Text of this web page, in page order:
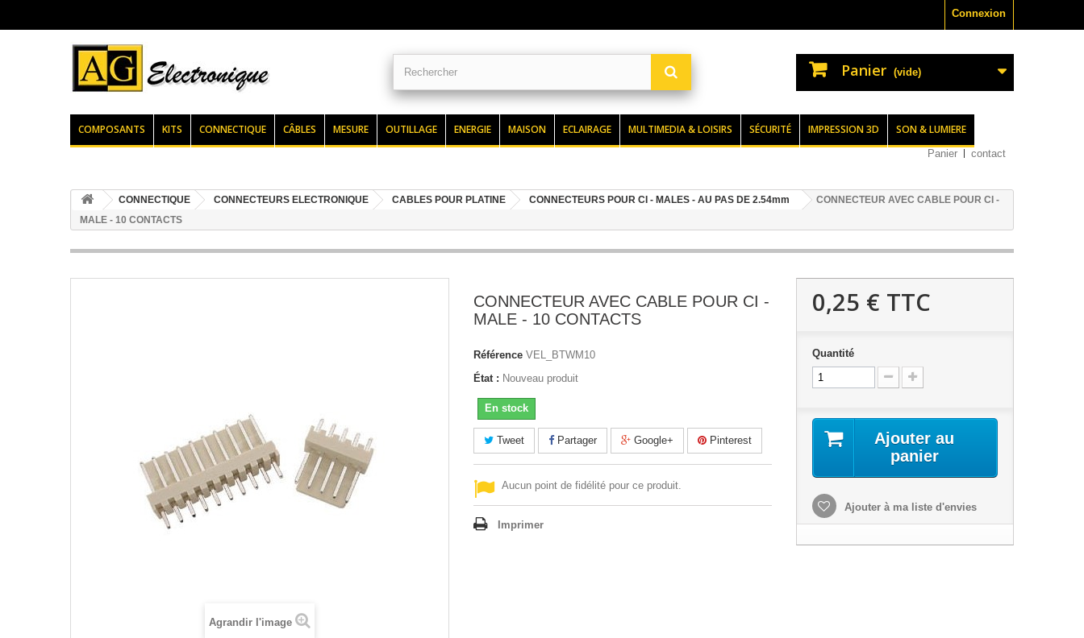
Connexion
Panier (vide)
COMPOSANTS KITS CONNECTIQUE CÂBLES MESURE OUTILLAGE ENERGIE MAISON ECLAIRAGE MULTIMEDIA & LOISIRS SÉCURITÉ IMPRESSION 3D SON & LUMIERE
Panier contact
CONNECTIQUE CONNECTEURS ELECTRONIQUE CABLES POUR PLATINE CONNECTEURS POUR CI - MALES - AU PAS DE 2.54mm
CONNECTEUR AVEC CABLE POUR CI -
MALE - 10 CONTACTS
Agrandir l'image
CONNECTEUR AVEC CABLE POUR CI -
MALE - 10 CONTACTS
Référence VEL_BTWM10
État : Nouveau produit
En stock
Tweet Partager Google+ Pinterest
Aucun point de fidélité pour ce produit.
Imprimer
0,25 € TTC
Quantité
Ajouter au
panier
Ajouter à ma liste d'envies